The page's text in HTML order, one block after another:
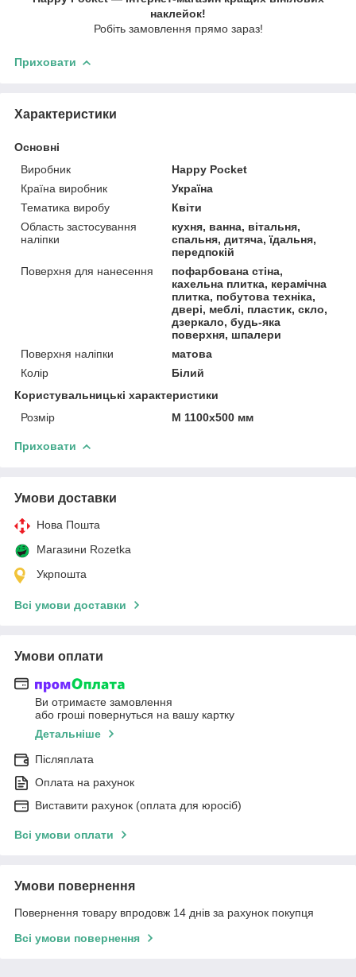
наклейок!
Робіть замовлення прямо зараз!
Приховати
Характеристики
Основні
Виробник
Happy Pocket
Країна виробник
Україна
Тематика виробу
Квіти
Область застосування
наліпки
кухня, ванна, вітальня,
спальня, дитяча, їдальня,
передпокій
Поверхня для нанесення
пофарбована стіна,
кахельна плитка, керамічна
плитка, побутова техніка,
двері, меблі, пластик, скло,
дзеркало, будь-яка
поверхня, шпалери
Поверхня наліпки
матова
Колір
Білий
Користувальницькі характеристики
Розмір
М 1100х500 мм
Приховати
Умови доставки
Нова Пошта
Магазини Rozetka
Укрпошта
Всі умови доставки
Умови оплати
Ви отримаєте замовлення
або гроші повернуться на вашу картку
Детальніше
Післяплата
Оплата на рахунок
Виставити рахунок (оплата для юросіб)
Всі умови оплати
Умови повернення
Повернення товару впродовж 14 днів за рахунок покупця
Всі умови повернення